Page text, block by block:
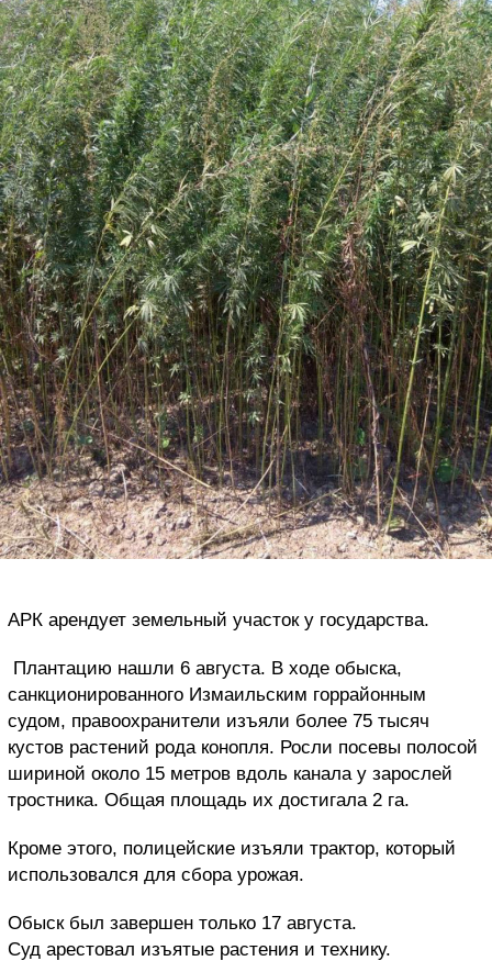
АРК арендует земельный участок у государства.
Плантацию нашли 6 августа. В ходе обыска,
санкционированного Измаильским горрайонным
судом, правоохранители изъяли более 75 тысяч
кустов растений рода конопля. Росли посевы полосой
шириной около 15 метров вдоль канала у зарослей
тростника. Общая площадь их достигала 2 га.
Кроме этого, полицейские изъяли трактор, который
использовался для сбора урожая.
Обыск был завершен только 17 августа.
Суд арестовал изъятые растения и технику.